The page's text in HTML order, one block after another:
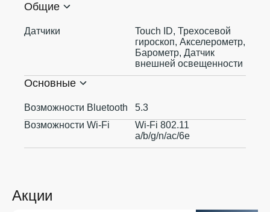
Акции
Общие
Датчики
Touch ID, Трехосевой
гироскоп, Акселерометр,
Барометр, Датчик
внешней освещенности
Основные
Возможности Bluetooth
5.3
Возможности Wi-Fi
Wi-Fi 802.11
a/b/g/n/ac/6e